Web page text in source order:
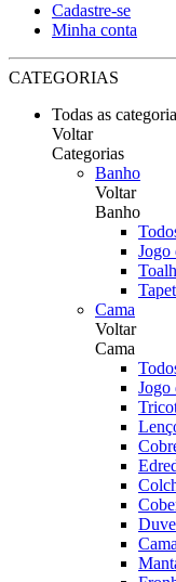
Cadastre-se
Minha conta
CATEGORIAS
Todas as
Voltar
Categorias
Banho
Voltar
Banho
Jogo
Cama
Voltar
Cama
Jogo